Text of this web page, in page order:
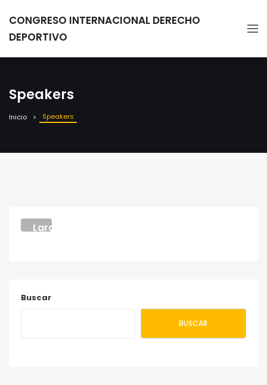
CONGRESO INTERNACIONAL DERECHO
DEPORTIVO
Speakers
Inicio Speakers
Lara
Buscar
BUSCAR